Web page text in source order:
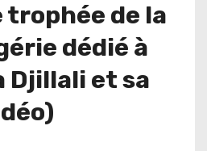
trophée de la
dédié à
Djillali et sa